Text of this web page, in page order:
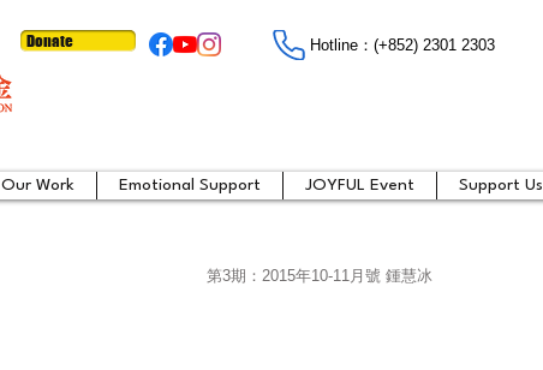
Donate Hotline：​​(+852) 2301 2303
Our Work Emotional Support JOYFUL Event Support Us
第3期： 2015年10-11月號 鍾慧冰